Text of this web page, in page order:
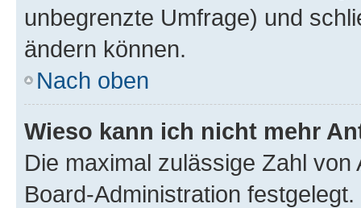
unbegrenzte Umfrage) und
ändern können.
Nach oben
Wieso kann ich nicht mehr
Die maximal zulässige Zahl
Board-Administration